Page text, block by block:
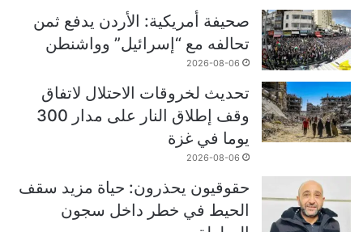
صحيفة أمريكية: الأردن يدفع ثمن
تحالفه مع “إسرائيل” وواشنطن
2026-08-06
تحديث لخروقات الاحتلال لاتفاق
وقف إطلاق النار على مدار 300
يوما في غزة
2026-08-06
حقوقيون يحذرون: حياة مزيد سقف
الحيط في خطر داخل سجون